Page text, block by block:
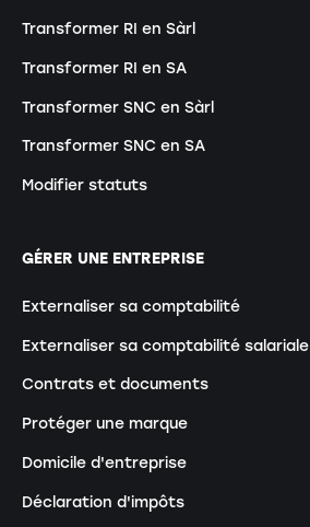
Transformer RI en Sàrl
Transformer RI en SA
Transformer SNC en Sàrl
Transformer SNC en SA
Modifier statuts
GÉRER UNE ENTREPRISE
Externaliser sa comptabilité
Externaliser sa comptabilité salariale
Contrats et documents
Protéger une marque
Domicile d'entreprise
Déclaration d'impôts